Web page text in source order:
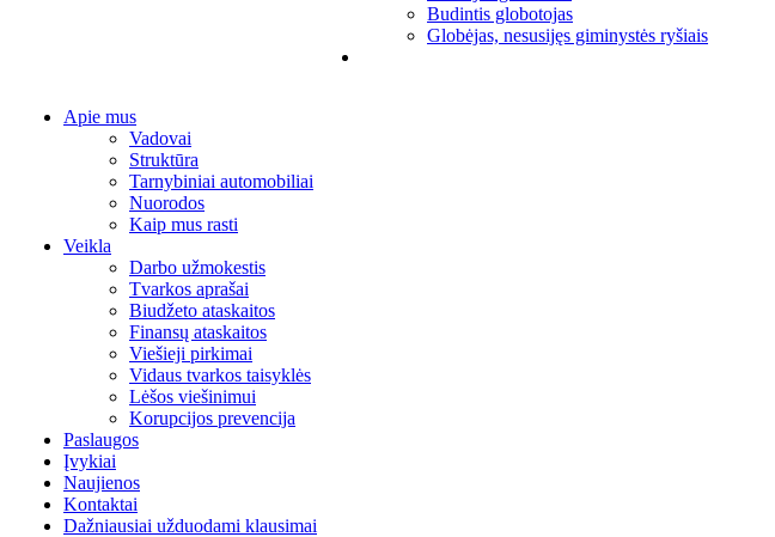
Budintis globotojas
Globėjas, nesusijęs giminystės ryšiais
Apie mus
Vadovai
Struktūra
Tarnybiniai automobiliai
Nuorodos
Kaip mus rasti
Veikla
Darbo užmokestis
Tvarkos aprašai
Biudžeto ataskaitos
Finansų ataskaitos
Viešieji pirkimai
Vidaus tvarkos taisyklės
Lėšos viešinimui
Korupcijos prevencija
Paslaugos
Įvykiai
Naujienos
Kontaktai
Dažniausiai užduodami klausimai